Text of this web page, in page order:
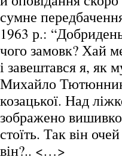
сумне
1963 р.:
чого замовк? Хай
і завештався я, як
Михайло
козацької. Над
зображено
стоїть. Так він
він?.. <…>